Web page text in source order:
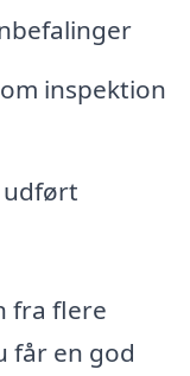
inspektion
udført
fra flere
får en god